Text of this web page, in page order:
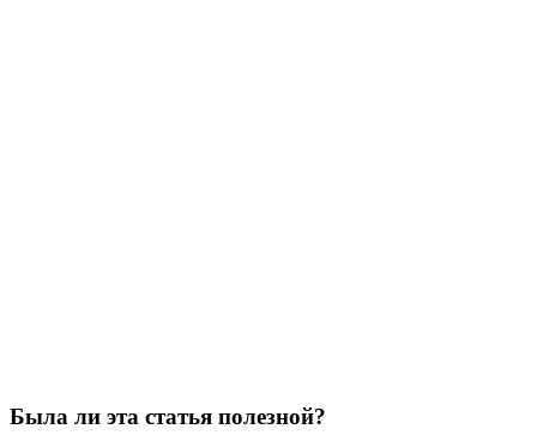
Была ли эта статья полезной?